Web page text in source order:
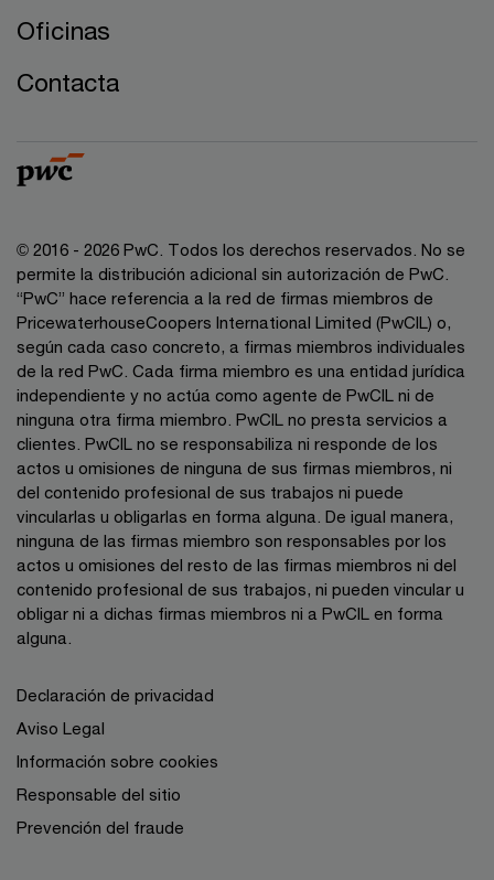
Oficinas
Contacta
© 2016 - 2026 PwC. Todos los derechos reservados. No se
permite la distribución adicional sin autorización de PwC.
“PwC” hace referencia a la red de firmas miembros de
PricewaterhouseCoopers International Limited (PwCIL) o,
según cada caso concreto, a firmas miembros individuales
de la red PwC. Cada firma miembro es una entidad jurídica
independiente y no actúa como agente de PwCIL ni de
ninguna otra firma miembro. PwCIL no presta servicios a
clientes. PwCIL no se responsabiliza ni responde de los
actos u omisiones de ninguna de sus firmas miembros, ni
del contenido profesional de sus trabajos ni puede
vincularlas u obligarlas en forma alguna. De igual manera,
ninguna de las firmas miembro son responsables por los
actos u omisiones del resto de las firmas miembros ni del
contenido profesional de sus trabajos, ni pueden vincular u
obligar ni a dichas firmas miembros ni a PwCIL en forma
alguna.
Declaración de privacidad
Aviso Legal
Información sobre cookies
Responsable del sitio
Prevención del fraude